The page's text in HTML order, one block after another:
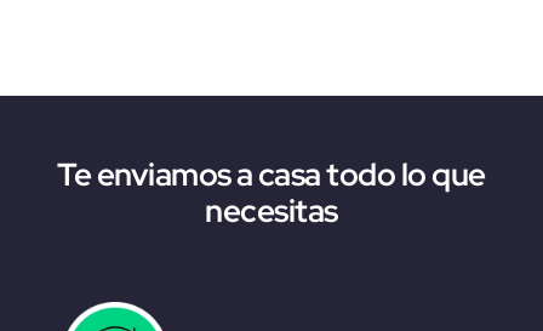
Te enviamos a casa todo lo que
necesitas